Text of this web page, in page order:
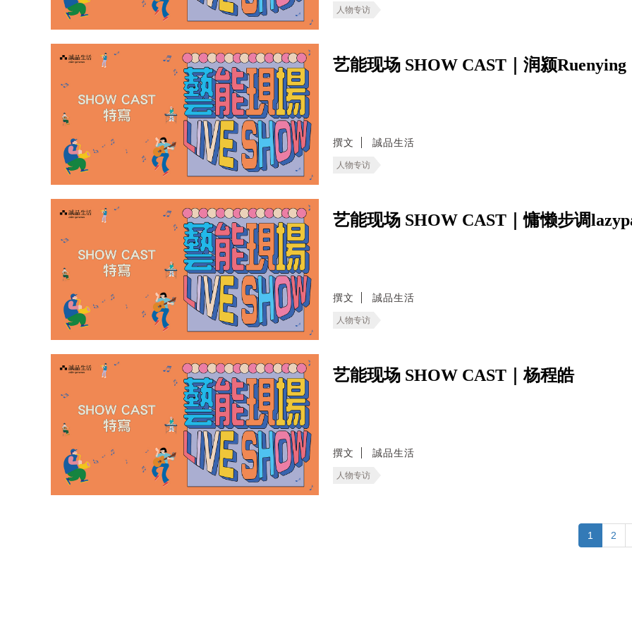
人物专访
艺能现场 SHOW CAST｜润颍Ruenying
撰文 誠品生活
人物专访
艺能现场 SHOW CAST｜慵懒步调
撰文 誠品生活
人物专访
艺能现场 SHOW CAST｜杨程皓
撰文 誠品生活
人物专访
1 2